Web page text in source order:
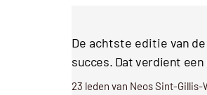
De achtste editie van
succes. Dat verdient
23 leden van Neos Sint-